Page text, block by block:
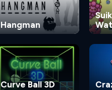
Hangman
Curve Ball 3D